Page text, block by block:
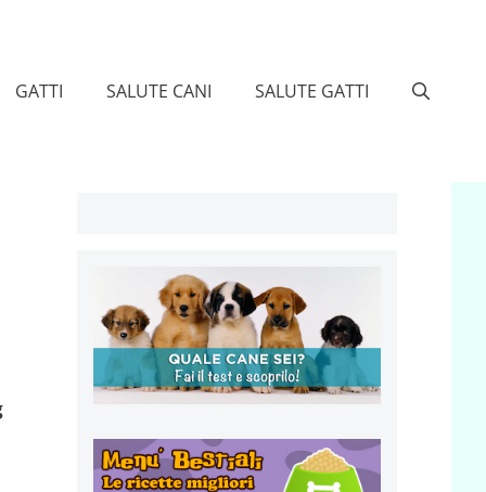
GATTI SALUTE CANI SALUTE GATTI